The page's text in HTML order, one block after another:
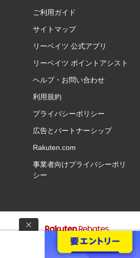
ご利用ガイド
サイトマップ
リーベイツ 公式アプリ
リーベイツ ポイントアシスト
ヘルプ・お問い合わせ
利用規約
プライバシーポリシー
広告とパートナーシップ
Rakuten.com
事業者向けプライバシーポリ
シー